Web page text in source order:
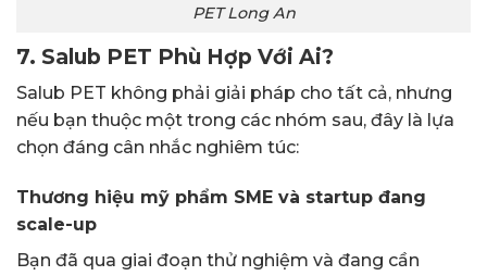
PET Long An
7. Salub PET Phù Hợp Với Ai?
Salub PET không phải giải pháp cho tất cả, nhưng
nếu bạn thuộc một trong các nhóm sau, đây là lựa
chọn đáng cân nhắc nghiêm túc:
Thương hiệu mỹ phẩm SME và startup đang
scale-up
Bạn đã qua giai đoạn thử nghiệm và đang cần